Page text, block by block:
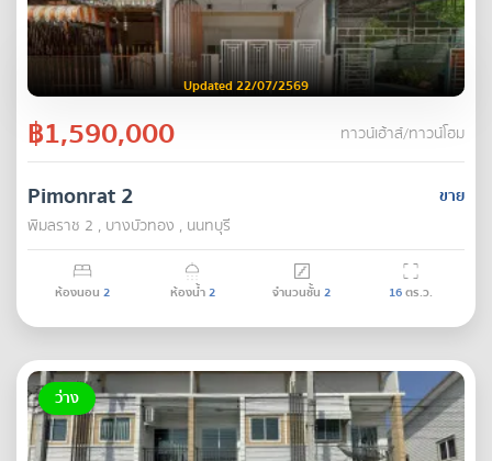
Updated 22/07/2569
฿1,590,000 ทาวน์เฮ้าส์/ทาวน์โฮม
ขาย
Pimonrat 2
พิมลราช 2 , บางบัวทอง , นนทบุรี
ห้องนอน 2 ห้องน้ำ2 จำนวนชั้น 2 16ตร.ว.
ว่าง